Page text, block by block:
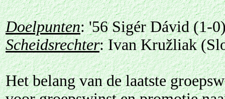
Doelpunten: '56 Sigér Dávid (1-
Scheidsrechter: Ivan Kružliak
Het belang van de laatste